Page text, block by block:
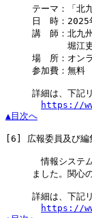
テーマ：「北九州
日　時：2025年
講　師：北九州市
堀江吏
場　所：オンラ
参加費：無料
詳細は、下記リ
https://
▲目次へ
[6] 広報委員及び編
情報システム学
ました。関心のあ
詳細は、下記リ
https://